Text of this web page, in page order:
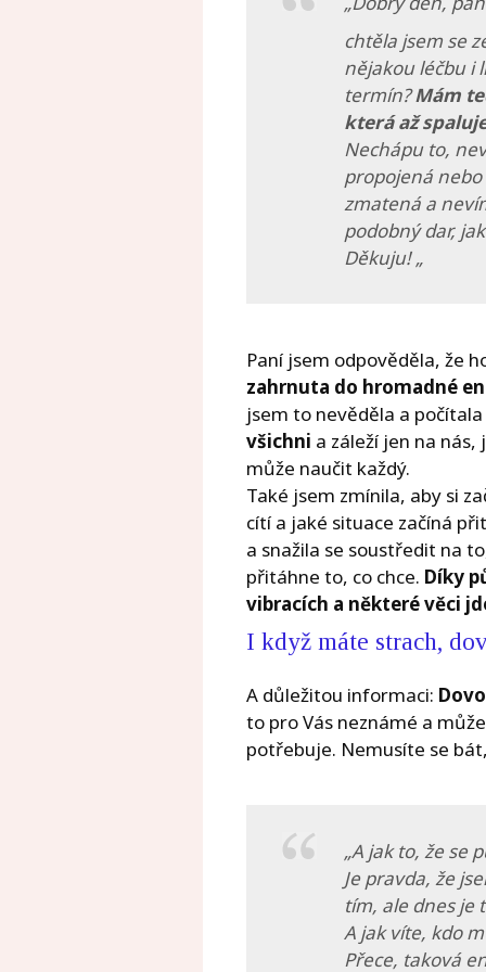
chtěla jsem se
nějakouléčbu i
termín?Mám
která až
Nechápu to,
propojená nebo
zmatená a
podobný dar,
Děkuju! „
Paní jsem odpověděla, že
zahrnuta do hromadné
jsem to nevěděla a
všichni a záleží jen na
může naučit každý.
Také jsem zmínila, aby si
cítí a jaké situace začíná
a snažila se soustředit na
přitáhne to, co chce. Díky
vibracích a některé věci
I když máte strach,
A důležitou informaci:
to pro Vás neznámé a
potřebuje. Nemusíte se
„A jak to, že se
Je pravda, že
tím, ale dnes je
A jak víte, kdo
Přece, taková